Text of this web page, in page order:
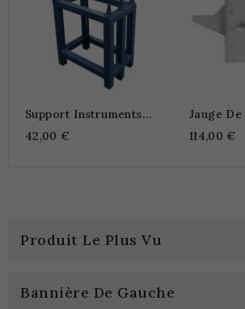
Support Instruments
Pour Marbre À Inserts
42,00 €
Jauge
114,00 €
Produit Le Plus Vu
Bannière De Gauche